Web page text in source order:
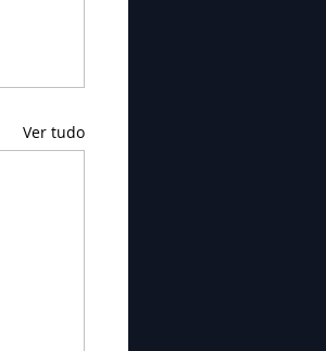
Ver tudo